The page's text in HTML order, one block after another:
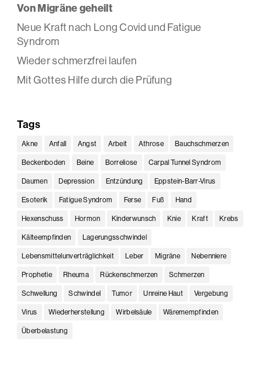
Von Migräne geheilt
Neue Kraft nach Long Covid und Fatigue
Syndrom
Wieder schmerzfrei laufen
Mit Gottes Hilfe durch die Prüfung
Tags
Akne Anfall Angst Arbeit Athrose Bauchschmerzen
Beckenboden Beine Borreliose Carpal Tunnel Syndrom
Daumen Depression Entzündung Eppstein-Barr-Virus
Esoterik Fatigue Syndrom Ferse Fuß Hand
Hexenschuss Hormon Kinderwunsch Knie Kraft Krebs
Kälteempfinden Lagerungsschwindel
Lebensmittelunverträglichkeit Leber Migräne Nebenniere
Prophetie Rheuma Rückenschmerzen Schmerzen
Schwellung Schwindel Tumor Unreine Haut Vergebung
Virus Wiederherstellung Wirbelsäule Wäremempfinden
Überbelastung